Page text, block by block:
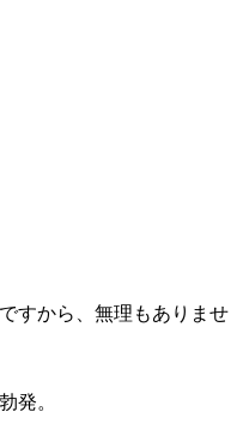
すから、無理もありませ
発。